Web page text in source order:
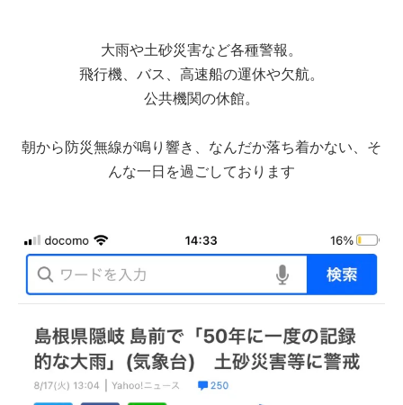
大雨や土砂災害など各種警報。
飛行機、バス、高速船の運休や欠航。
公共機関の休館。
朝から防災無線が鳴り響き、なんだか落ち着かない、そ
んな一日を過ごしております